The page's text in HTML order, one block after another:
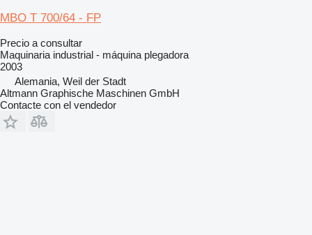
MBO T 700/64 - FP
Precio a consultar
Maquinaria industrial - máquina plegadora
2003
Alemania, Weil der Stadt
Altmann Graphische Maschinen GmbH
Contacte con el vendedor